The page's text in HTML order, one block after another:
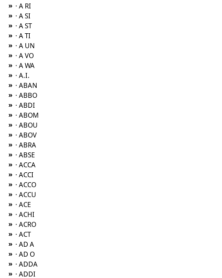
» · A RI
» · A SI
» · A ST
» · A TI
» · A UN
» · A VO
» · A WA
» · A.I.
» · ABAN
» · ABBO
» · ABDI
» · ABOM
» · ABOU
» · ABOV
» · ABRA
» · ABSE
» · ACCA
» · ACCI
» · ACCO
» · ACCU
» · ACE
» · ACHI
» · ACRO
» · ACT
» · AD A
» · AD O
» · ADDA
» · ADDI